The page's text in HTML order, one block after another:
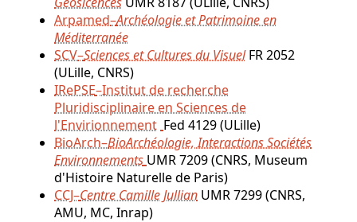
Arpamed–Archéologie et Patrimoine en
Méditerranée
SCV–Sciences et Cultures du VisuelFR 2052
(ULille, CNRS)
IRePSE–Institut de recherche
Pluridisciplinaire en Sciences de
l'Envirionnement Fed 4129 (ULille)
BioArch–BioArchéologie, Interactions Sociétés
Environnements UMR 7209 (CNRS, Museum
d'Histoire Naturelle de Paris)
CCJ–Centre Camille Jullian UMR 7299 (CNRS,
AMU, MC, Inrap)